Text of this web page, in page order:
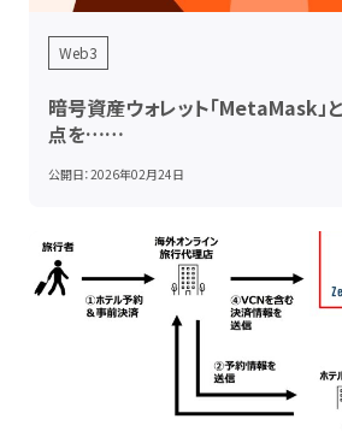
Web3
暗号資産ウォレット「MetaMask」
点を……
公開日：2026年02月24日